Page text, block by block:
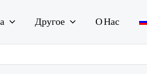
Другое О Нас